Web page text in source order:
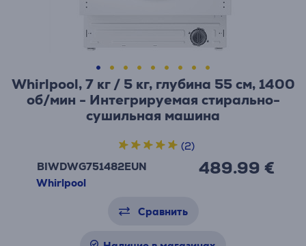
Whirlpool, 7 кг / 5 кг, глубина 55 см, 1400
об/мин - Интегрируемая стирально-
сушильная машина
BIWDWG751482EUN
Whirlpool
489.99 €
(2)
Сравнить